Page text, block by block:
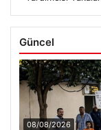
Güncel
08/08/2026